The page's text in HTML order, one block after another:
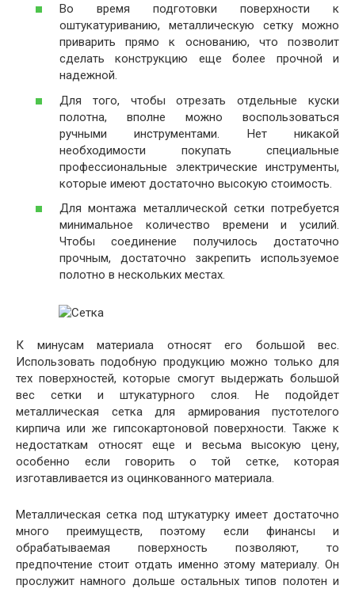
Во время подготовки поверхности к
оштукатуриванию, металлическую сетку можно
приварить прямо к основанию, что позволит
сделать конструкцию еще более прочной и
надежной.
Для того, чтобы отрезать отдельные куски
полотна, вполне можно воспользоваться
ручными инструментами. Нет никакой
необходимости покупать специальные
профессиональные электрические инструменты,
которые имеют достаточно высокую стоимость.
Для монтажа металлической сетки потребуется
минимальное количество времени и усилий.
Чтобы соединение получилось достаточно
прочным, достаточно закрепить используемое
полотно в нескольких местах.
К минусам материала относят его большой вес.
Использовать подобную продукцию можно только для
тех поверхностей, которые смогут выдержать большой
вес сетки и штукатурного слоя. Не подойдет
металлическая сетка для армирования пустотелого
кирпича или же гипсокартоновой поверхности. Также к
недостаткам относят еще и весьма высокую цену,
особенно если говорить о той сетке, которая
изготавливается из оцинкованного материала.
Металлическая сетка под штукатурку имеет достаточно
много преимуществ, поэтому если финансы и
обрабатываемая поверхность позволяют, то
предпочтение стоит отдать именно этому материалу. Он
прослужит намного дольше остальных типов полотен и